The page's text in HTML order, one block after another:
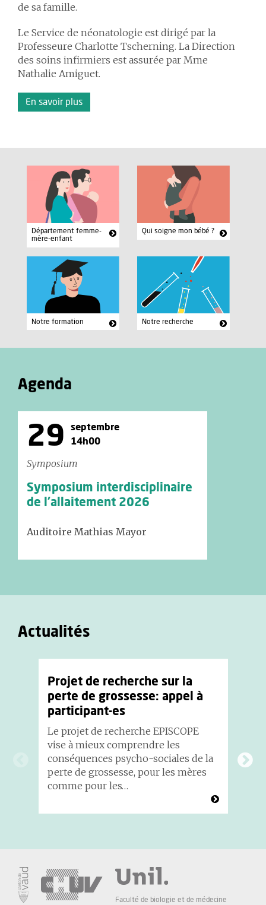
de sa famille.
Le Service de néonatologie est dirigé par la
Professeure Charlotte Tscherning. La Direction
des soins infirmiers est assurée par Mme
Nathalie Amiguet.
En savoir plus
Département femme-
mère-enfant
Qui soigne mon bébé ?
Notre formation Notre recherche
Agenda
29
septembre
14h00
Symposium
Symposium interdisciplinaire
de l'allaitement 2026
Auditoire Mathias Mayor
Actualités
Projet de recherche sur la
perte de grossesse: appel à
participant-es
Le projet de recherche EPISCOPE
vise à mieux comprendre les
conséquences psycho-sociales de la
perte de grossesse, pour les mères
comme pour les…
Faculté de biologie et de médecine